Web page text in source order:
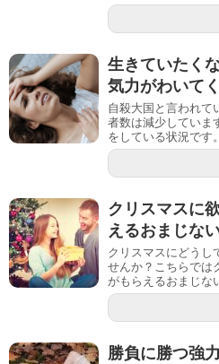
生きていたく
気力がわいて
自殺大国と言われて
者数は減少していま
をしている状況です
クリスマスに
えるおまじな
クリスマスにどうし
せんか？こちらでは
がもらえるおまじな
勝負に勝つ強